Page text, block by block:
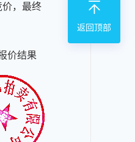
返回顶部
价，最终
价结果